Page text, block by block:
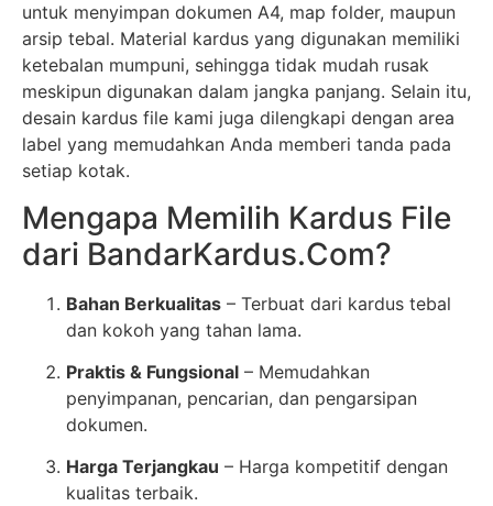
untuk menyimpan dokumen A4, map folder, maupun
arsip tebal. Material kardus yang digunakan memiliki
ketebalan mumpuni, sehingga tidak mudah rusak
meskipun digunakan dalam jangka panjang. Selain itu,
desain kardus file kami juga dilengkapi dengan area
label yang memudahkan Anda memberi tanda pada
setiap kotak.
Mengapa Memilih Kardus File
dari BandarKardus.Com?
Bahan Berkualitas – Terbuat dari kardus tebal
dan kokoh yang tahan lama.
Praktis & Fungsional – Memudahkan
penyimpanan, pencarian, dan pengarsipan
dokumen.
Harga Terjangkau – Harga kompetitif dengan
kualitas terbaik.